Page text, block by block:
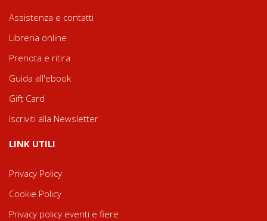
Assistenza e contatti
Libreria online
Prenota e ritira
Guida all'ebook
Gift Card
Iscriviti alla Newsletter
LINK UTILI
Privacy Policy
Cookie Policy
Privacy policy eventi e fiere